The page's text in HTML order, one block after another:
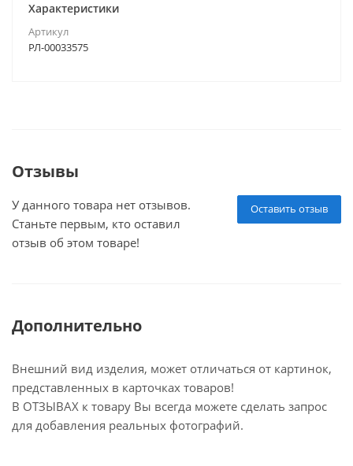
Характеристики
Артикул
РЛ-00033575
Отзывы
Оставить отзыв
У данного товара нет отзывов.
Станьте первым, кто оставил
отзыв об этом товаре!
Дополнительно
Внешний вид изделия, может отличаться от картинок,
представленных в карточках товаров!
В ОТЗЫВАХ к товару Вы всегда можете сделать запрос
для добавления реальных фотографий.